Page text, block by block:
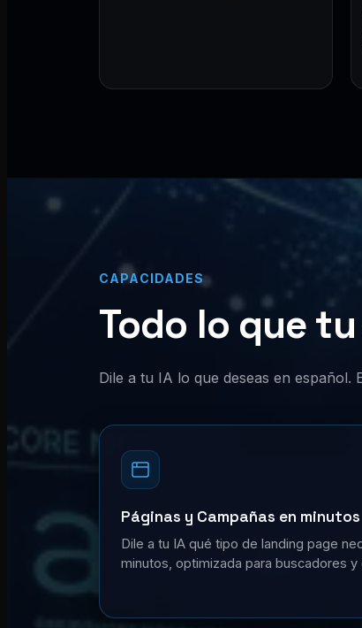
CAPACIDADES
Todo lo que
Dile a tu IA lo que deseas en
Páginas y Campañas en minutos
Dile a tu IA qué tipo de landing page
minutos, optimizada para buscadores